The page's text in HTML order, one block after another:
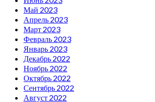
Май 2023
Апрель 2023
Март 2023
Февраль 2023
Январь 2023
Декабрь 2022
Ноябрь 2022
Октябрь 2022
Сентябрь 2022
Август 2022